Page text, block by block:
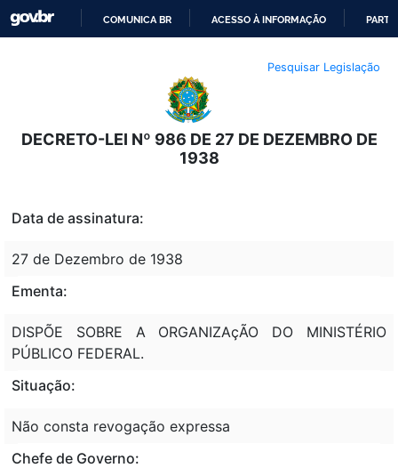
O
CONTEÚDO
COMUNICA BR ACESSO À INFORMAÇÃO
Pesquisar Legislação
DECRETO-LEI Nº 986 DE 27 DE DEZEMBRO DE
1938
Data de assinatura:
27 de Dezembro de 1938
Ementa:
DISPÕE SOBRE A ORGANIZAçÃO DO MINISTÉRIO
PÚBLICO FEDERAL.
Situação:
Não consta revogação expressa
Chefe de Governo: